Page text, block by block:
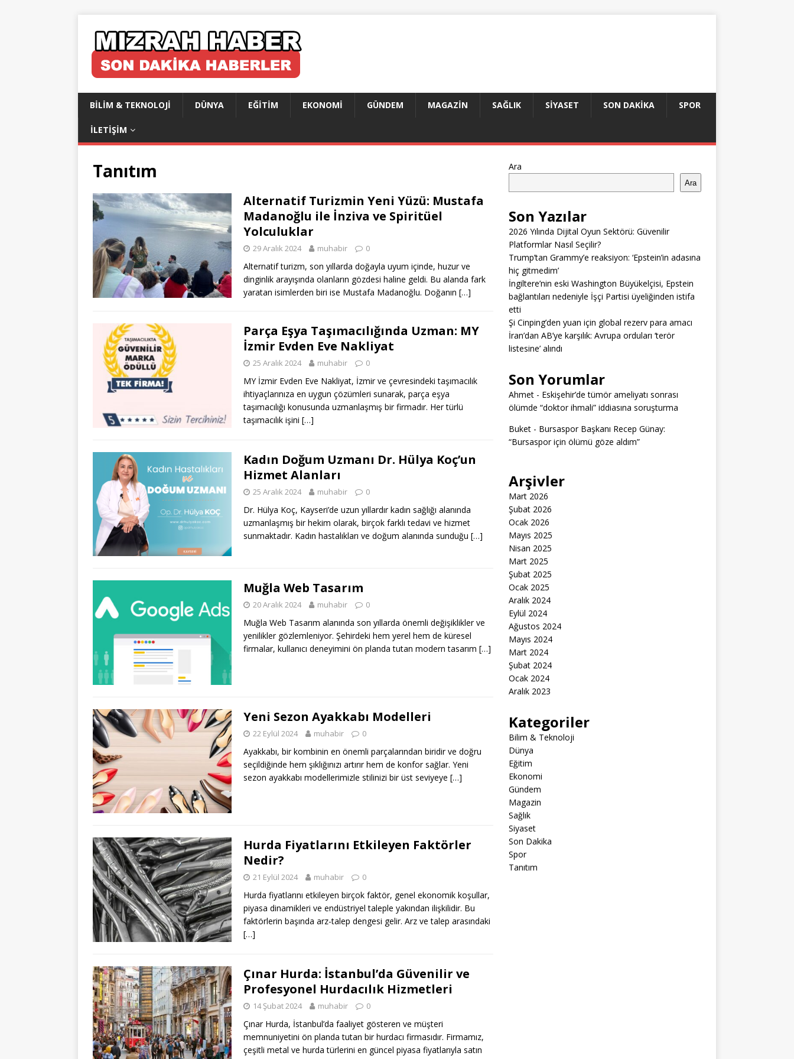
BILIM & TEKNOLOJI DÜNYA EĞITIM EKONOMI GÜNDEM MAGAZIN SAĞLIK SIYASET SON DAKIKA SPOR
İLETIŞIM
Tanıtım
Alternatif Turizmin Yeni Yüzü: Mustafa
Madanoğlu ile İnziva ve Spiritüel
Yolculuklar
29 Aralık 2024 muhabir 0
Alternatif turizm, son yıllarda doğayla uyum içinde, huzur ve
dinginlik arayışında olanların gözdesi haline geldi. Bu alanda fark
yaratan isimlerden biri ise Mustafa Madanoğlu. Doğanın […]
Parça Eşya Taşımacılığında Uzman: MY
İzmir Evden Eve Nakliyat
25 Aralık 2024 muhabir 0
MY İzmir Evden Eve Nakliyat, İzmir ve çevresindeki taşımacılık
ihtiyaçlarınıza en uygun çözümleri sunarak, parça eşya
taşımacılığı konusunda uzmanlaşmış bir firmadır. Her türlü
taşımacılık işini […]
Kadın Doğum Uzmanı Dr. Hülya Koç’un
Hizmet Alanları
25 Aralık 2024 muhabir 0
Dr. Hülya Koç, Kayseri’de uzun yıllardır kadın sağlığı alanında
uzmanlaşmış bir hekim olarak, birçok farklı tedavi ve hizmet
sunmaktadır. Kadın hastalıkları ve doğum alanında sunduğu […]
Muğla Web Tasarım
20 Aralık 2024 muhabir 0
Muğla Web Tasarım alanında son yıllarda önemli değişiklikler ve
yenilikler gözlemleniyor. Şehirdeki hem yerel hem de küresel
firmalar, kullanıcı deneyimini ön planda tutan modern tasarım […]
Yeni Sezon Ayakkabı Modelleri
22 Eylül 2024 muhabir 0
Ayakkabı, bir kombinin en önemli parçalarından biridir ve doğru
seçildiğinde hem şıklığınızı artırır hem de konfor sağlar. Yeni
sezon ayakkabı modellerimizle stilinizi bir üst seviyeye […]
Hurda Fiyatlarını Etkileyen Faktörler
Nedir?
21 Eylül 2024 muhabir 0
Hurda fiyatlarını etkileyen birçok faktör, genel ekonomik koşullar,
piyasa dinamikleri ve endüstriyel taleple yakından ilişkilidir. Bu
faktörlerin başında arz-talep dengesi gelir. Arz ve talep arasındaki
[…]
Çınar Hurda: İstanbul’da Güvenilir ve
Profesyonel Hurdacılık Hizmetleri
14 Şubat 2024 muhabir 0
Çınar Hurda, İstanbul’da faaliyet gösteren ve müşteri
memnuniyetini ön planda tutan bir hurdacı firmasıdır. Firmamız,
çeşitli metal ve hurda türlerini en güncel piyasa fiyatlarıyla satın
Ara
Ara
Son Yazılar
2026 Yılında Dijital Oyun Sektörü: Güvenilir
Platformlar Nasıl Seçilir?
Trump’tan Grammy’e reaksiyon: ‘Epstein’in adasına
hiç gitmedim’
İngiltere’nin eski Washington Büyükelçisi, Epstein
bağlantıları nedeniyle İşçi Partisi üyeliğinden istifa
etti
Şi Cinping’den yuan için global rezerv para amacı
İran’dan AB’ye karşılık: Avrupa orduları ‘terör
listesine’ alındı
Son Yorumlar
Ahmet- Eskişehir’de tümör ameliyatı sonrası
ölümde “doktor ihmali” iddiasına soruşturma
Buket- Bursaspor Başkanı Recep Günay:
“Bursaspor için ölümü göze aldım”
Arşivler
Mart 2026
Şubat 2026
Ocak 2026
Mayıs 2025
Nisan 2025
Mart 2025
Şubat 2025
Ocak 2025
Aralık 2024
Eylül 2024
Ağustos 2024
Mayıs 2024
Mart 2024
Şubat 2024
Ocak 2024
Aralık 2023
Kategoriler
Bilim & Teknoloji
Dünya
Eğitim
Ekonomi
Gündem
Magazin
Sağlık
Siyaset
Son Dakika
Spor
Tanıtım